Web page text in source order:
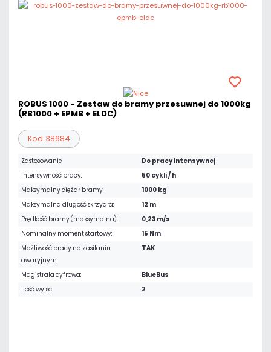
ROBUS 1000 - Zestaw do bramy przesuwnej do 1000kg
(RB1000 + EPMB + ELDC)
Kod: 38684
Zastosowanie:
Do pracy intensywnej
Intensywność pracy:
50 cykli / h
Maksymalny ciężar bramy:
1000 kg
Maksymalna długość skrzydła:
12 m
Prędkość bramy (maksymalna):
0,23 m/s
Nominalny moment startowy:
15 Nm
Możliwość pracy na zasilaniu
awaryjnym:
TAK
Magistrala cyfrowa:
BlueBus
Ilość wyjść:
2